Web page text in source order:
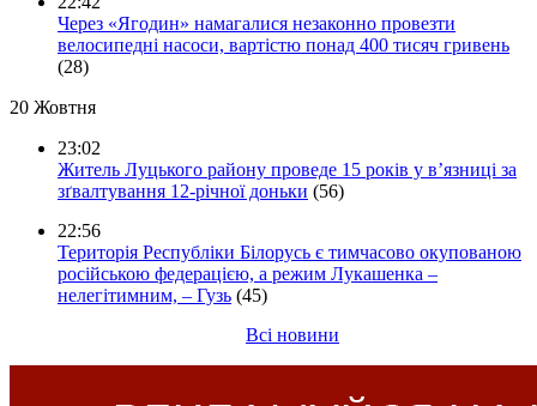
Через «Ягодин» намагалися незаконно провезти
велосипедні насоси, вартістю понад 400 тисяч гривень
(28)
20 Жовтня
23:02
Житель Луцького району проведе 15 років у в’язниці за
зґвалтування 12-річної доньки (56)
22:56
Територія Республіки Білорусь є тимчасово окупованою
російською федерацією, а режим Лукашенка –
нелегітимним, – Гузь (45)
Всі новини